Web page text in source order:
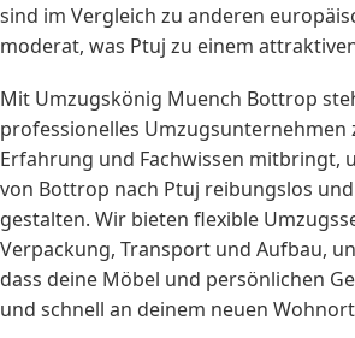
sind im Vergleich zu anderen
moderat, was Ptuj zu einem
Mit Umzugskönig Muench Bottrop
professionelles Umzugsunternehmen
Erfahrung und Fachwissen mitbringt,
von Bottrop nach Ptuj reibungslos
gestalten. Wir bieten flexible
Verpackung, Transport und Aufbau,
dass deine Möbel und persönlichen
und schnell an deinem neuen